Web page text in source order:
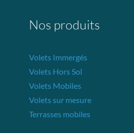
Nos produits
Volets Immergés
Volets Hors Sol
Volets Mobiles
Volets sur mesure
Terrasses mobiles